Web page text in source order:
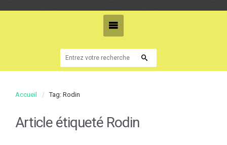
Accueil Tag: Rodin
Article étiqueté Rodin